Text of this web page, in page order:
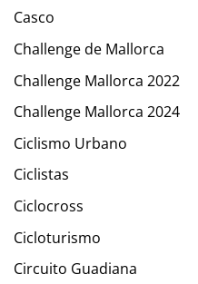
Casco
Challenge de Mallorca
Challenge Mallorca 2022
Challenge Mallorca 2024
Ciclismo Urbano
Ciclistas
Ciclocross
Cicloturismo
Circuito Guadiana